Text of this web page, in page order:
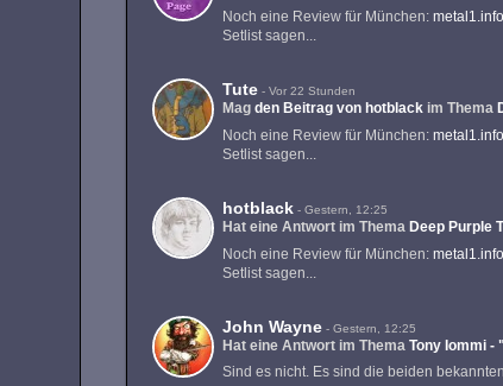
Noch eine Review für München:
Setlist sagen...
Tute -Vor 22 Stunden
Magden Beitrag von hotblack im Thema
Noch eine Review für München:
Setlist sagen...
hotblack -Gestern, 12:25
Hat eine Antwort im Thema Deep Purple
Noch eine Review für München:
Setlist sagen...
John Wayne -Gestern, 12:25
Hat eine Antwort im ThemaTony Iommi -
Sind es nicht. Es sind die beiden